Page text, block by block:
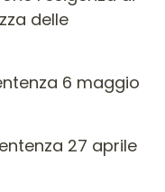
6 maggio
27 aprile